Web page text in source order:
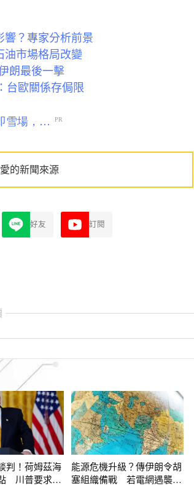
？專家分析前景
市場格局改變
朗最後一擊
台歐關係存侷限
的新聞來源
好友 訂閱
判！荷姆茲海
川普要求伊
能源危機升級？傳伊朗令胡
塞組織備戰 若電網遇襲就